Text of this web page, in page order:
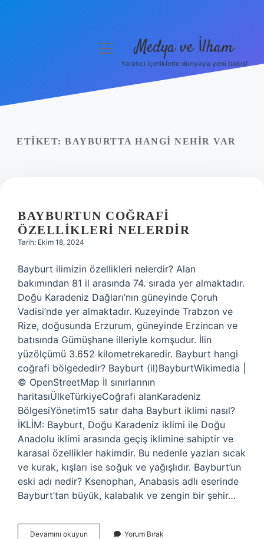
Yasal Uyarı
menüyüMedya ve İlham
Yaratıcı içeriklerle dünyaya yeni bakış!
ETIKET: BAYBURTTA HANGI NEHIR VAR
BAYBURTUN COĞRAFI
ÖZELLIKLERI NELERDIR
Tarih: Ekim 18, 2024
Bayburt ilimizin özellikleri nelerdir? Alan
bakımından 81 il arasında 74. sırada yer almaktadır.
Doğu Karadeniz Dağları’nın güneyinde Çoruh
Vadisi’nde yer almaktadır. Kuzeyinde Trabzon ve
Rize, doğusunda Erzurum, güneyinde Erzincan ve
batısında Gümüşhane illeriyle komşudur. İlin
yüzölçümü 3.652 kilometrekaredir. Bayburt hangi
coğrafi bölgededir? Bayburt (il)BayburtWikimedia |
© OpenStreetMap İl sınırlarının
haritasıÜlkeTürkiyeCoğrafi alanKaradeniz
BölgesiYönetim15 satır daha Bayburt iklimi nasıl?
İKLİM: Bayburt, Doğu Karadeniz iklimi ile Doğu
Anadolu iklimi arasında geçiş iklimine sahiptir ve
karasal özellikler hakimdir. Bu nedenle yazları sıcak
ve kurak, kışları ise soğuk ve yağışlıdır. Bayburt’un
eski adı nedir? Ksenophan, Anabasis adlı eserinde
Bayburt’tan büyük, kalabalık ve zengin bir şehir…
Devamını okuyun Bayburtun Yorum Bırak